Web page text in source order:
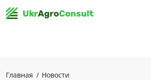
Главная Новости